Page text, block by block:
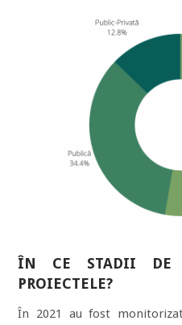
ÎN CE STADII DE
PROIECTELE?
În 2021 au fost